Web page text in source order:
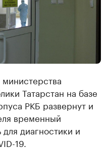
Татарстан на базе
РКБ развернут и
временный
диагностики и
19.